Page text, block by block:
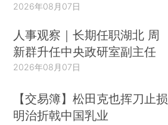
2026年08月07日
人事观察｜长期任职湖北 周
新群升任中央政研室副主任
2026年08月07日
【交易簿】松田克也挥刀止损
明治折戟中国乳业